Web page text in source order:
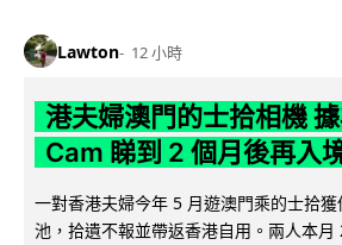
Lawton 12 小時
港夫婦澳門的士拾相機
Cam 睇到 2 個月後再入
一對香港夫婦今年 5 月遊澳門乘的士拾
池，拾遺不報並帶返香港自用。兩人本